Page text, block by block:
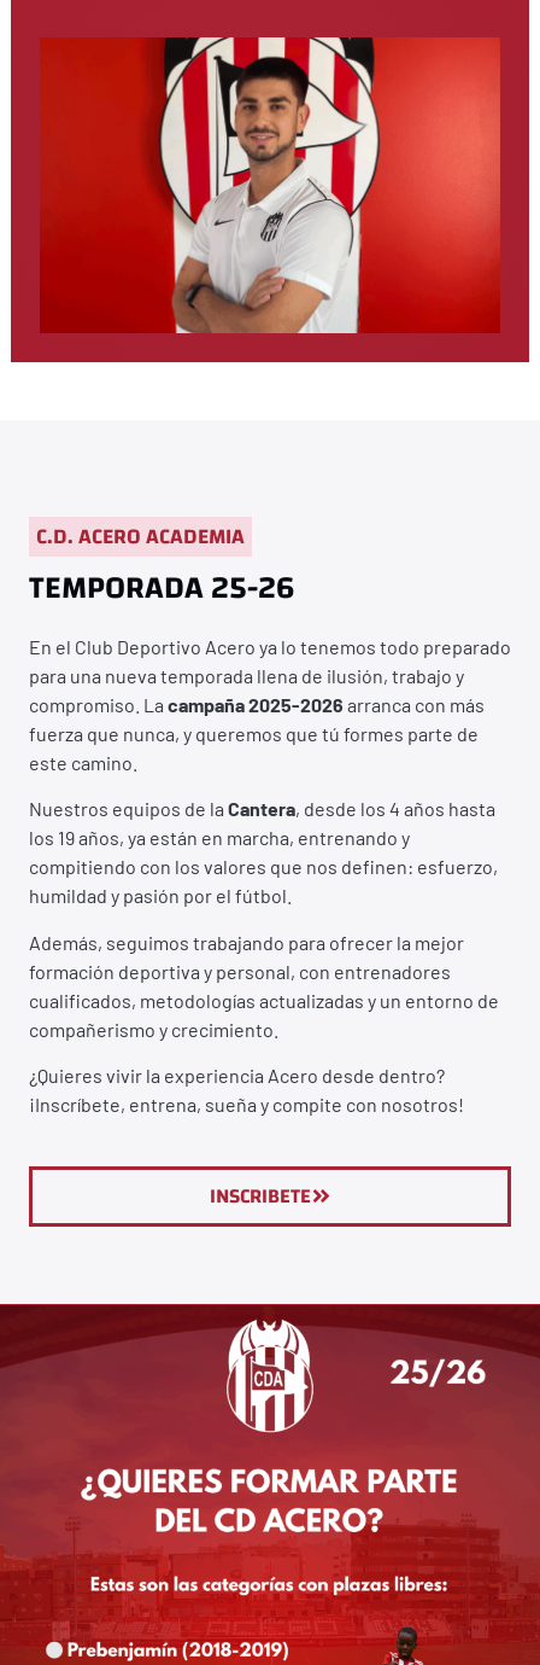
C.D. ACERO ACADEMIA
TEMPORADA 25-26
En el Club Deportivo Acero ya lo tenemos todo preparado
para una nueva temporada llena de ilusión, trabajo y
compromiso. La campaña 2025-2026 arranca con más
fuerza que nunca, y queremos que tú formes parte de
este camino.
Nuestros equipos de la Cantera, desde los 4 años hasta
los 19 años, ya están en marcha, entrenando y
compitiendo con los valores que nos definen: esfuerzo,
humildad y pasión por el fútbol.
Además, seguimos trabajando para ofrecer la mejor
formación deportiva y personal, con entrenadores
cualificados, metodologías actualizadas y un entorno de
compañerismo y crecimiento.
¿Quieres vivir la experiencia Acero desde dentro?
¡Inscríbete, entrena, sueña y compite con nosotros!
INSCRIBETE